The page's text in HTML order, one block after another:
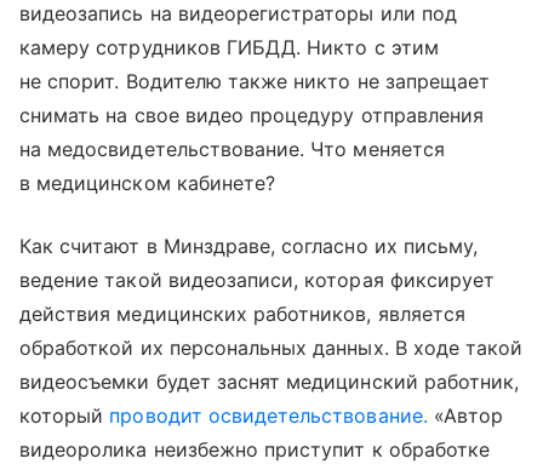
видеозапись на видеорегистраторы или под
камеру сотрудников ГИБДД. Никто с этим
не спорит. Водителю также никто не запрещает
снимать на свое видео процедуру отправления
на медосвидетельствование. Что меняется
в медицинском кабинете?
Как считают в Минздраве, согласно их письму,
ведение такой видеозаписи, которая фиксирует
действия медицинских работников, является
обработкой их персональных данных. В ходе такой
видеосъемки будет заснят медицинский работник,
который проводит освидетельствование. «Автор
видеоролика неизбежно приступит к обработке